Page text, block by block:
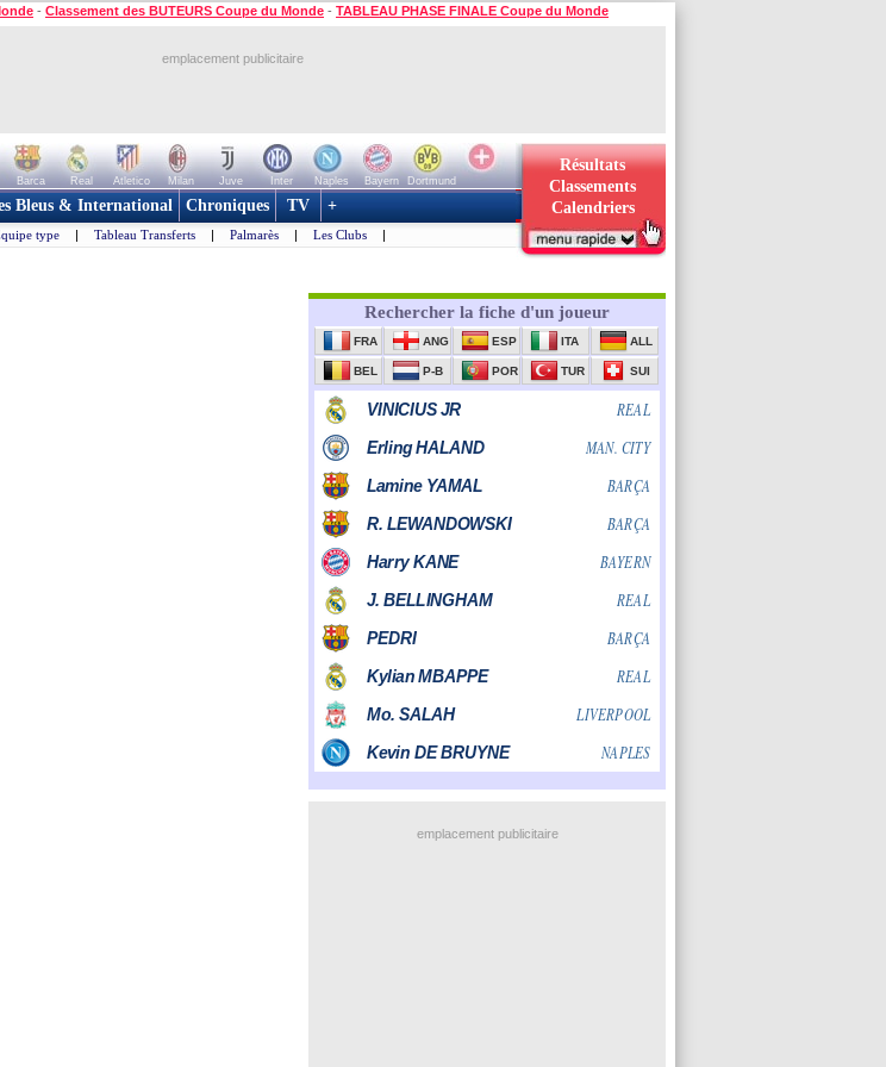
- Classement des BUTEURS Coupe du Monde - TABLEAU PHASE FINALE Coupe du Monde
emplacement publicitaire
Barca Real Atletico Milan Juve Inter Naples Bayern
Dortmund
Résultats
Classements
Calendriers
Bleus & International Chroniques TV +
type | Tableau Transferts | Palmarès | Les Clubs |
emplacement publicitaire